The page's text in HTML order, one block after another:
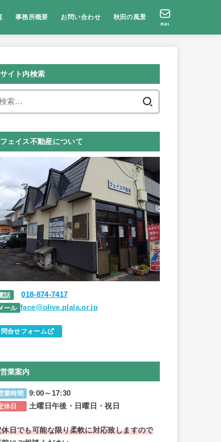
事務所概要 お問い合わせ 秋田の風景
MAIL
サイト内検索
フェイス不動産について
話 018-874-7417
ール face@olive.plala.or.jp
問合せフォーム
営業案内
業時間 9:00～17:30
休日 土曜日午後・日曜日・祝日
休日でも可能な限り柔軟に対応致しますので